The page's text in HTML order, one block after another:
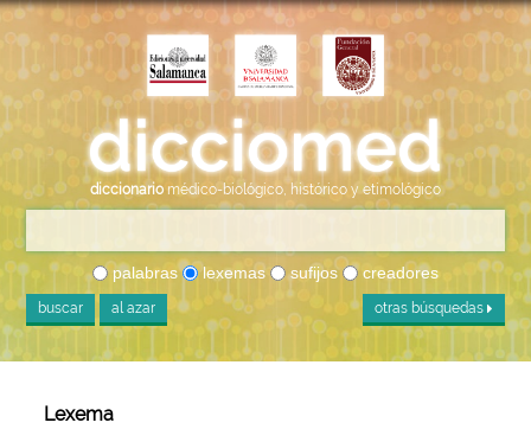
diccionario médico-biológico, histórico y etimológico
palabras lexemas sufijos creadores
buscar al azar otras búsquedas
Lexema